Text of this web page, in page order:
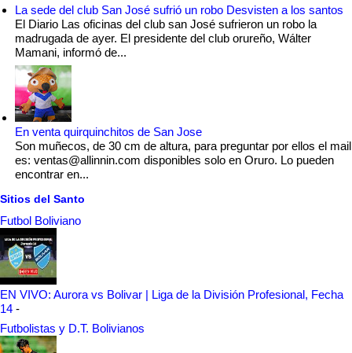
La sede del club San José sufrió un robo Desvisten a los santos
El Diario Las oficinas del club san José sufrieron un robo la
madrugada de ayer. El presidente del club orureño, Wálter
Mamani, informó de...
En venta quirquinchitos de San Jose
Son muñecos, de 30 cm de altura, para preguntar por ellos el mail
es: ventas@allinnin.com disponibles solo en Oruro. Lo pueden
encontrar en...
Sitios del Santo
Futbol Boliviano
EN VIVO: Aurora vs Bolivar | Liga de la División Profesional, Fecha
14 -
Futbolistas y D.T. Bolivianos